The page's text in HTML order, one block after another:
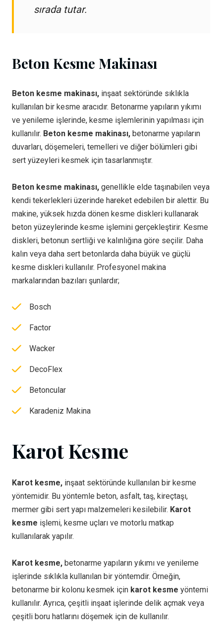
sırada tutar.
Beton Kesme Makinası
Beton kesme makinası, inşaat sektöründe sıklıkla
kullanılan bir kesme aracıdır. Betonarme yapıların yıkımı
ve yenileme işlerinde, kesme işlemlerinin yapılması için
kullanılır. Beton kesme makinası, betonarme yapıların
duvarları, döşemeleri, temelleri ve diğer bölümleri gibi
sert yüzeyleri kesmek için tasarlanmıştır.
Beton kesme makinası, genellikle elde taşınabilen veya
kendi tekerlekleri üzerinde hareket edebilen bir alettir. Bu
makine, yüksek hızda dönen kesme diskleri kullanarak
beton yüzeylerinde kesme işlemini gerçekleştirir. Kesme
diskleri, betonun sertliği ve kalınlığına göre seçilir. Daha
kalın veya daha sert betonlarda daha büyük ve güçlü
kesme diskleri kullanılır. Profesyonel makina
markalarından bazıları şunlardır;
Bosch
Factor
Wacker
DecoFlex
Betoncular
Karadeniz Makina
Karot Kesme
Karot kesme, inşaat sektöründe kullanılan bir kesme
yöntemidir. Bu yöntemle beton, asfalt, taş, kireçtaşı,
mermer gibi sert yapı malzemeleri kesilebilir. Karot
kesme işlemi, kesme uçları ve motorlu matkap
kullanılarak yapılır.
Karot kesme, betonarme yapıların yıkımı ve yenileme
işlerinde sıklıkla kullanılan bir yöntemdir. Örneğin,
betonarme bir kolonu kesmek için karot kesme yöntemi
kullanılır. Ayrıca, çeşitli inşaat işlerinde delik açmak veya
çeşitli boru hatlarını döşemek için de kullanılır.